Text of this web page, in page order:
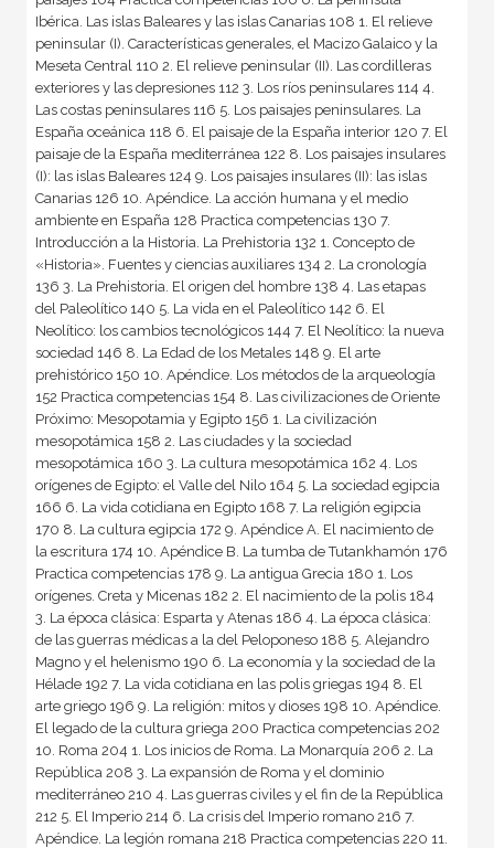
Ibérica. Las islas Baleares y las islas Canarias 108 1. El relieve
peninsular (I). Características generales, el Macizo Galaico y la
Meseta Central 110 2. El relieve peninsular (II). Las cordilleras
exteriores y las depresiones 112 3. Los ríos peninsulares 114 4.
Las costas peninsulares 116 5. Los paisajes peninsulares. La
España oceánica 118 6. El paisaje de la España interior 120 7. El
paisaje de la España mediterránea 122 8. Los paisajes insulares
(I): las islas Baleares 124 9. Los paisajes insulares (II): las islas
Canarias 126 10. Apéndice. La acción humana y el medio
ambiente en España 128 Practica competencias 130 7.
Introducción a la Historia. La Prehistoria 132 1. Concepto de
«Historia». Fuentes y ciencias auxiliares 134 2. La cronología
136 3. La Prehistoria. El origen del hombre 138 4. Las etapas
del Paleolítico 140 5. La vida en el Paleolítico 142 6. El
Neolítico: los cambios tecnológicos 144 7. El Neolítico: la nueva
sociedad 146 8. La Edad de los Metales 148 9. El arte
prehistórico 150 10. Apéndice. Los métodos de la arqueología
152 Practica competencias 154 8. Las civilizaciones de Oriente
Próximo: Mesopotamia y Egipto 156 1. La civilización
mesopotámica 158 2. Las ciudades y la sociedad
mesopotámica 160 3. La cultura mesopotámica 162 4. Los
orígenes de Egipto: el Valle del Nilo 164 5. La sociedad egipcia
166 6. La vida cotidiana en Egipto 168 7. La religión egipcia
170 8. La cultura egipcia 172 9. Apéndice A. El nacimiento de
la escritura 174 10. Apéndice B. La tumba de Tutankhamón 176
Practica competencias 178 9. La antigua Grecia 180 1. Los
orígenes. Creta y Micenas 182 2. El nacimiento de la polis 184
3. La época clásica: Esparta y Atenas 186 4. La época clásica:
de las guerras médicas a la del Peloponeso 188 5. Alejandro
Magno y el helenismo 190 6. La economía y la sociedad de la
Hélade 192 7. La vida cotidiana en las polis griegas 194 8. El
arte griego 196 9. La religión: mitos y dioses 198 10. Apéndice.
El legado de la cultura griega 200 Practica competencias 202
10. Roma 204 1. Los inicios de Roma. La Monarquía 206 2. La
República 208 3. La expansión de Roma y el dominio
mediterráneo 210 4. Las guerras civiles y el fin de la República
212 5. El Imperio 214 6. La crisis del Imperio romano 216 7.
Apéndice. La legión romana 218 Practica competencias 220 11.